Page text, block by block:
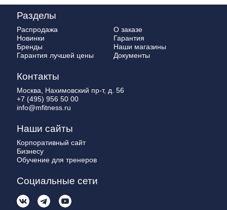
Разделы
Распродажа
Новинки
Бренды
Гарантия лучшей цены
О заказе
Гарантия
Наши магазины
Документы
Контакты
Москва, Нахимовский пр-т, д. 56
+7 (495) 956 50 00
info@mfitness.ru
Наши сайты
Корпоративный сайт
Бизнесу
Обучение для тренеров
Социальные сети